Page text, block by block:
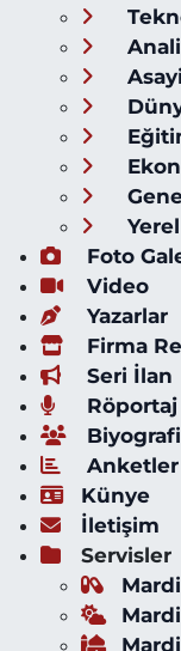
Foto
Video
Yazarlar
Firma
Seri İlan
Röportaj
Biyografi
Anketler
Künye
İletişim
Servisler